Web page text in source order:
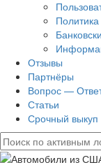
Отзывы
Партнёры
Вопрос —
Статьи
Срочный выкуп